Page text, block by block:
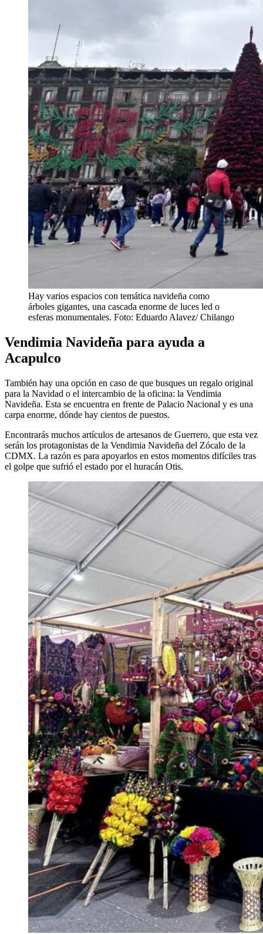
Hay varios espacios con temática navideña como
árboles gigantes, una cascada enorme de luces led o
esferas monumentales. Foto: Eduardo Alavez/ Chilango
Vendimia Navideña para ayuda a
Acapulco
También hay una opción en caso de que busques un regalo original
para la Navidad o el intercambio de la oficina: la Vendimia
Navideña. Esta se encuentra en frente de Palacio Nacional y es una
carpa enorme, dónde hay cientos de puestos.
Encontrarás muchos artículos de artesanos de Guerrero, que esta vez
serán los protagonistas de la Vendimia Navideña del Zócalo de la
CDMX. La razón es para apoyarlos en estos momentos difíciles tras
el golpe que sufrió el estado por el huracán Otis.